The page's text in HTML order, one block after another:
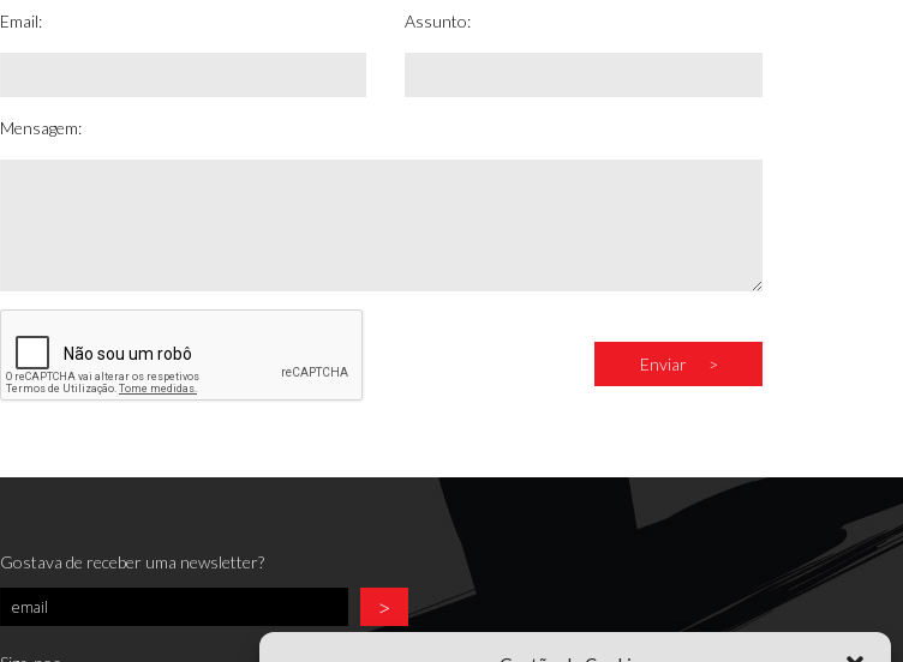
Email: Assunto:
Mensagem:
Gostava de receber uma newsletter?